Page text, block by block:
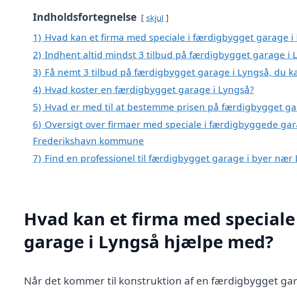
Indholdsfortegnelse skjul
1) Hvad kan et firma med speciale i færdigbygget garage i
2) Indhent altid mindst 3 tilbud på færdigbygget garage i
3) Få nemt 3 tilbud på færdigbygget garage i Lyngså, du
4) Hvad koster en færdigbygget garage i Lyngså?
5) Hvad er med til at bestemme prisen på færdigbygget
6) Oversigt over firmaer med speciale i færdigbyggede
Frederikshavn kommune
7) Find en professionel til færdigbygget garage i byer nær
Hvad kan et firma med
garage i Lyngså hjælpe med?
Når det kommer til konstruktion af en færdigbygget